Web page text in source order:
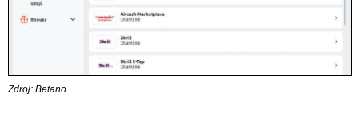
Zdroj: Betano